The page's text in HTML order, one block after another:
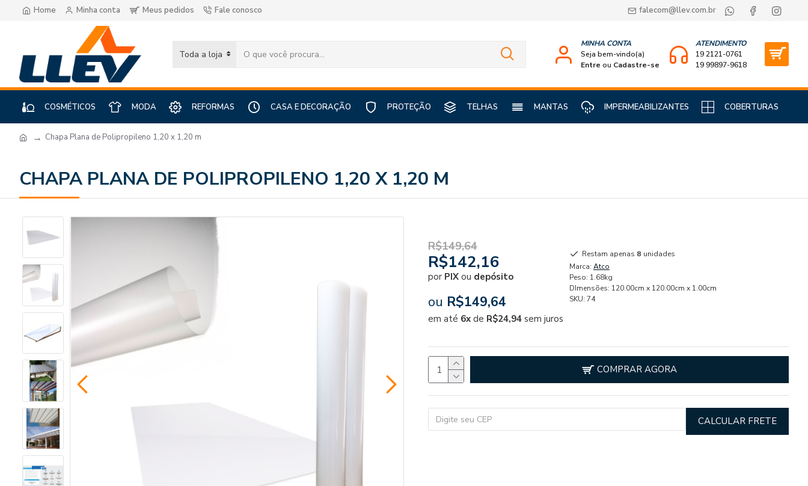
Home Minha conta Meus pedidos Fale conosco falecom@llev.com.br
Toda a loja
MINHA CONTA
Seja bem-vindo(a)
Entre ou Cadastre-se
ATENDIMENTO
19 2121-0761
19 99897-9618
COSMÉTICOS MODA REFORMAS CASA E DECORAÇÃO PROTEÇÃO TELHAS MANTAS IMPERMEABILIZANTES COBERTURAS
Chapa Plana de Polipropileno 1,20 x 1,20 m
CHAPA PLANA DE POLIPROPILENO 1,20 X 1,20 M
R$142,16
R$149,64
por PIX ou depósito
ou R$149,64
em até 6x de R$24,94 sem juros
Restam apenas 8 unidades
Marca: Atco
Peso: 1.68kg
DImensões: 120.00cm x 120.00cm x 1.00cm
SKU: 74
COMPRAR AGORA
CALCULAR FRETE